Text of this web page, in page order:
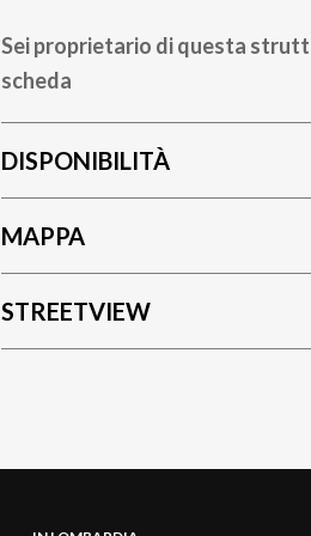
Sei proprietario di questa
scheda
DISPONIBILITÀ
MAPPA
STREETVIEW